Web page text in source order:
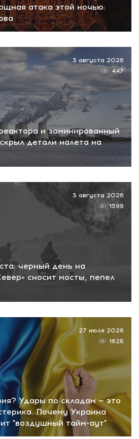
атака этой ночью:
и заминированный
детали налета на
3 августа 2026
447
черный день на
сносит мосты, пепел
3 августа 2026
1599
Удары по складам — это
Почему Украина
"воздушный тайм-аут"
27 июля 2026
1628